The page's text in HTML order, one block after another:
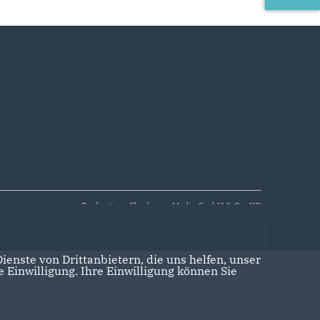
Realisation: Sharkness Media GmbH & Co. KG
von Drittanbietern, die uns helfen, unser
Einwilligung. Ihre Einwilligung können Sie